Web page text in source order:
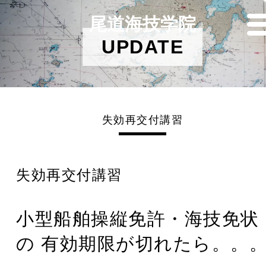
UPDATE
失効再交付講習
失効再交付講習
小型船舶操縦免許・海技免状
の 有効期限が切れたら。。
尾道海技学院